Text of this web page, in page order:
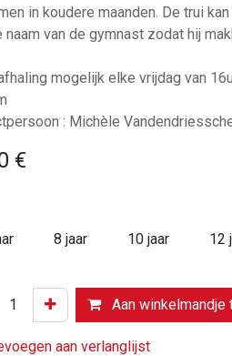
in koudere maanden. De trui
naam van de gymnast zodat hij
mogelijk elke vrijdag van
: Michèle
€
8 jaar 10 jaar 12
Aan winkelmandje
aan verlanglijst